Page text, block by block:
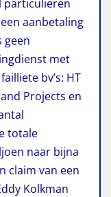
particulieren
aanbetaling
geen
met
bv’s: HT
Projects en
totale
naar bijna
claim van een
Kolkman